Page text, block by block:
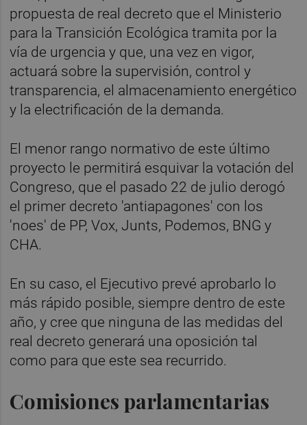
propuesta de real decreto que el Ministerio
para la Transición Ecológica tramita por la
vía de urgencia y que, una vez en vigor,
actuará sobre la supervisión, control y
transparencia, el almacenamiento energético
y la electrificación de la demanda.
El menor rango normativo de este último
proyecto le permitirá esquivar la votación del
Congreso, que el pasado 22 de julio derogó
el primer decreto 'antiapagones' con los
'noes' de PP, Vox, Junts, Podemos, BNG y
CHA.
En su caso, el Ejecutivo prevé aprobarlo lo
más rápido posible, siempre dentro de este
año, y cree que ninguna de las medidas del
real decreto generará una oposición tal
como para que este sea recurrido.
Comisiones parlamentarias